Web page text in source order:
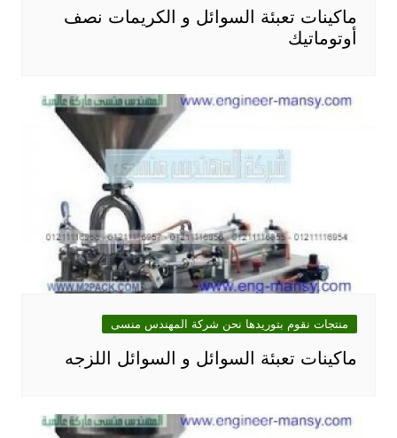
ماكينات تعبئة السوائل و الكريمات نصف
أوتوماتيك
منتجات نقوم بتوريدها نحن شركة المهندس منسى
ماكينات تعبئة السوائل و السوائل اللزجه